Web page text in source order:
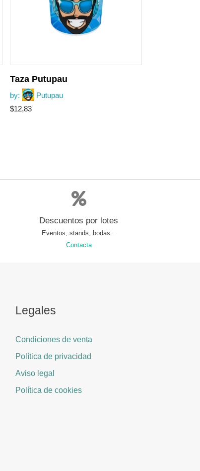
Taza Putupau
by:
Putupau
$12,83
Descuentos por lotes
Eventos, stands, bodas...
Contacta
Legales
Condiciones de venta
Política de privacidad
Aviso legal
Política de cookies